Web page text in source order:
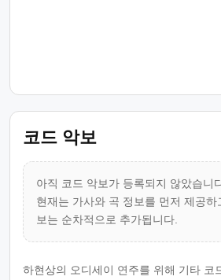
코드 악보
아직 코드 악보가 등록되지 않았습니
현재는 가사와 곡 정보를 먼저 제공
보는 순차적으로 추가됩니다.
하현상의 오디세이 연주를 위해 기타 코